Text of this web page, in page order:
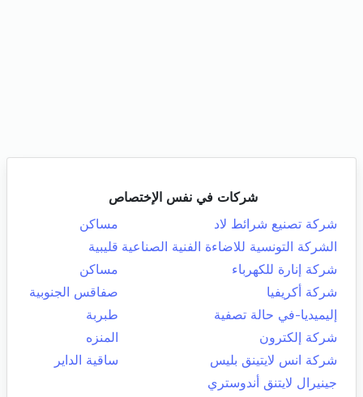
شركات في نفس الإختصاص
شركة تصنيع شرائط لاد
مساكن
الشركة التونسية للاضاءة الفنية الصناعية قليبية
شركة إنارة للكهرباء
مساكن
شركة أكريفيا
صفاقس الجنوبية
إليميديا-في حالة تصفية
طبربة
شركة إلكترون
المنزه
شركة انس لايتينق بليس
ساقية الداير
جينيرال لايتنق أندوستري